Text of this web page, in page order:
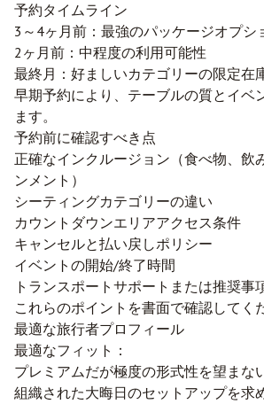
予約タイムライン
3～4ヶ月前：最強のパッケージオプシ
2ヶ月前：中程度の利用可能性
最終月：好ましいカテゴリーの限定在
早期予約により、テーブルの質とイベ
ます。
予約前に確認すべき点
正確なインクルージョン（食べ物、飲
ンメント）
シーティングカテゴリーの違い
カウントダウンエリアアクセス条件
キャンセルと払い戻しポリシー
イベントの開始/終了時間
トランスポートサポートまたは推奨事
これらのポイントを書面で確認してく
最適な旅行者プロフィール
最適なフィット：
プレミアムだが極度の形式性を望まな
組織された大晦日のセットアップを求